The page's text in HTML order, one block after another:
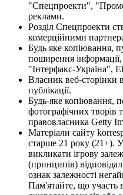
"Спецпроекти",
реклами.
Розділ Спецпроекти
комерційними
Будь яке копіювання,
поширення
"Інтерфакс-Україна",
Власник веб-сторінки
публікації.
Будь-яке копіювання,
фотографічних творів
правовласника Getty
Матеріали сайту
старше 21 року (21+).
викликати ігрову
(принципів)
ознак залежності
Пам'ятайте, що участь